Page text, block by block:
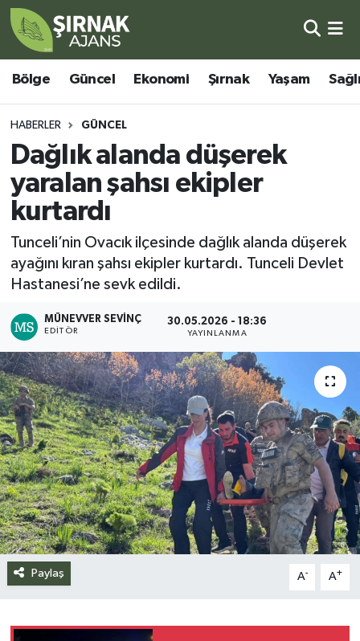
Bölge Güncel Ekonomi Şırnak Yaşam
HABERLER GÜNCEL
Dağlık alanda düşerek
yaralan şahsı ekipler
kurtardı
Tunceli’nin Ovacık ilçesinde dağlık alanda düşerek
ayağını kıran şahsı ekipler kurtardı. Tunceli Devlet
Hastanesi’ne sevk edildi.
MÜNEVVER SEVINÇ
EDITÖR
30.05.2026 - 18:36
YAYINLANMA
Paylaş A- A+
Bölge
Güncel
Ekonomi
Şırnak
Yaşam
Sağlık
Siyaset
Spor
Teknoloji
Yazarlar
Şırnak Nöbetçi Eczaneler
Şırnak Hava Durumu
Şirnak Namaz Vakitleri
Şırnak Trafik Yoğunluk Haritası
Süper Lig Puan Durumu ve Fikstür
Tüm Manşetler